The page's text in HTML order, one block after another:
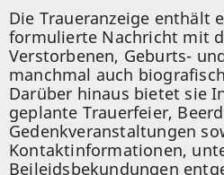
Die Traueranzeige enthält
formulierte Nachricht mit
Verstorbenen, Geburts-
manchmal auch
Darüber hinaus bietet sie
geplante Trauerfeier,
Gedenkveranstaltungen
Kontaktinformationen,
Beileidsbekundungen